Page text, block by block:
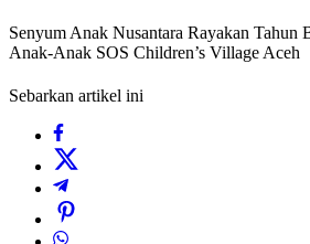
Senyum Anak Nusantara Rayakan Tahun
Anak-Anak SOS Children’s Village Aceh
Sebarkan artikel ini